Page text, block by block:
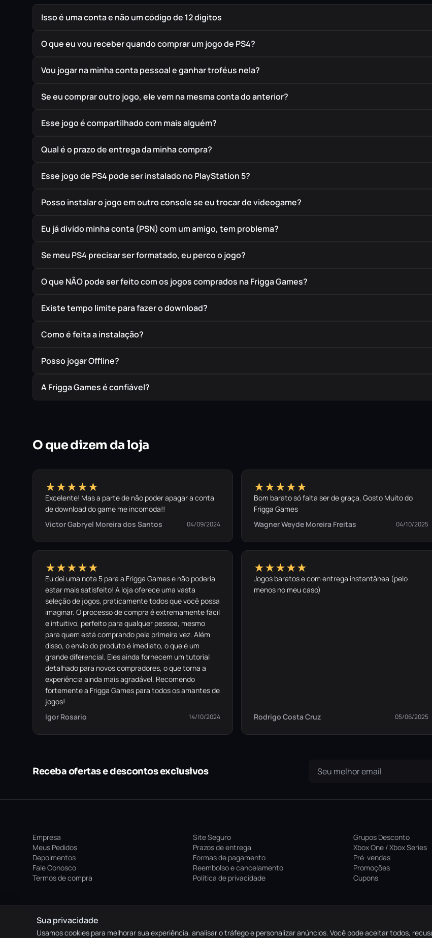
Isso é uma conta e não um código de 12 digitos
O que eu vou receber quando comprar um jogo de PS4?
Vou jogar na minha conta pessoal e ganhar troféus nela?
Se eu comprar outro jogo, ele vem na mesma conta do anterior?
Esse jogo é compartilhado com mais alguém?
Qual é o prazo de entrega da minha compra?
Esse jogo de PS4 pode ser instalado no PlayStation 5?
Posso instalar o jogo em outro console se eu trocar de videogame?
Eu já divido minha conta (PSN) com um amigo, tem problema?
Se meu PS4 precisar ser formatado, eu perco o jogo?
O que NÃO pode ser feito com os jogos comprados na Frigga Games?
Existe tempo limite para fazer o download?
Como é feita a instalação?
Posso jogar Offline?
A Frigga Games é confiável?
O que dizem da loja
★★★★★
Excelente! Mas a parte de não poder apagar a conta
de download do game me incomoda!!
Victor Gabryel Moreira dos Santos
04/09/2024
★★★★★
Bom barato só falta ser de graça, Gosto Muito do
Frigga Games
Wagner Weyde Moreira Freitas
04/10/2025
★★★★★
Eu dei uma nota 5 para a Frigga Games e não poderia
estar mais satisfeito! A loja oferece uma vasta
seleção de jogos, praticamente todos que você possa
imaginar. O processo de compra é extremamente fácil
e intuitivo, perfeito para qualquer pessoa, mesmo
para quem está comprando pela primeira vez. Além
disso, o envio do produto é imediato, o que é um
grande diferencial. Eles ainda fornecem um tutorial
detalhado para novos compradores, o que torna a
experiência ainda mais agradável. Recomendo
fortemente a Frigga Games para todos os amantes de
jogos!
Igor Rosario
14/10/2024
★★★★★
Jogos baratos e com entrega instantânea (pelo
menos no meu caso)
Rodrigo Costa Cruz 05/06/2025
Receba ofertas e descontos exclusivos
Empresa
Meus Pedidos
Depoimentos
Fale Conosco
Termos de compra
Site Seguro
Prazos de entrega
Formas de pagamento
Reembolso e cancelamento
Politica de privacidade
Grupos Desconto
Xbox One / Xbox Series
Pré-vendas
Promoções
Cupons
© 2026 Frigga Games. Todos os direitos reservados.
Sua privacidade
Usamos cookies para melhorar sua experiência, analisar o tráfego e personalizar anúncios. Você pode aceitar todos,